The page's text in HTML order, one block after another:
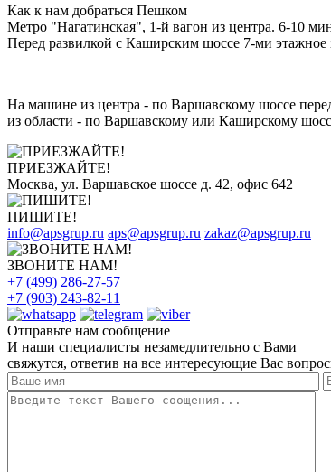
Как к нам добраться Пешком
Метро "Нагатинская", 1-й вагон из центра. 6-10
Перед развилкой с Каширским шоссе 7-ми этажное
На машине из центра - по Варшавскому шоссе
из области - по Варшавскому или Каширскому
ПРИЕЗЖАЙТЕ!
Москва, ул. Варшавское шоссе д. 42, офис 642
ПИШИТЕ!
info@apsgrup.ru aps@apsgrup.ru zakaz@apsgrup.ru
ЗВОНИТЕ НАМ!
+7 (499) 286-27-57
+7 (903) 243-82-11
Отправьте нам сообщение
И наши специалисты незамедлительно с Вами
свяжутся, ответив на все интересующие Вас